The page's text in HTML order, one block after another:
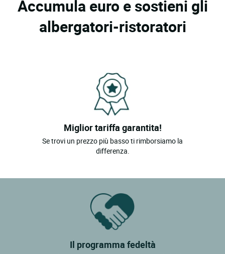
Accumula euro e sostieni gli
albergatori-ristoratori
Miglior tariffa garantita!
Se trovi un prezzo più basso ti rimborsiamo la
differenza.
Il programma fedeltà